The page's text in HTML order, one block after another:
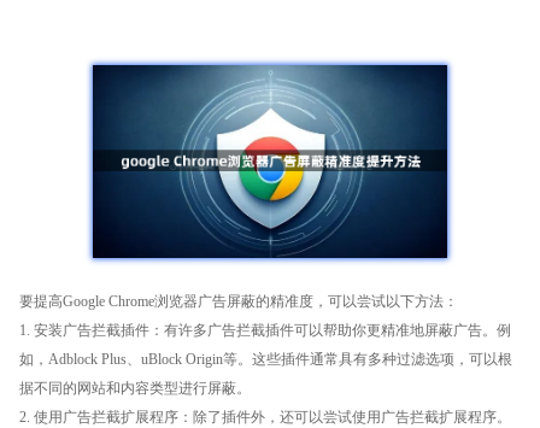
要提高Google Chrome浏览器广告屏蔽的精准度，可以尝试以下方法：
1. 安装广告拦截插件：有许多广告拦截插件可以帮助你更精准地屏蔽广告。例
如，Adblock Plus、uBlock Origin等。这些插件通常具有多种过滤选项，可以根
据不同的网站和内容类型进行屏蔽。
2. 使用广告拦截扩展程序：除了插件外，还可以尝试使用广告拦截扩展程序。